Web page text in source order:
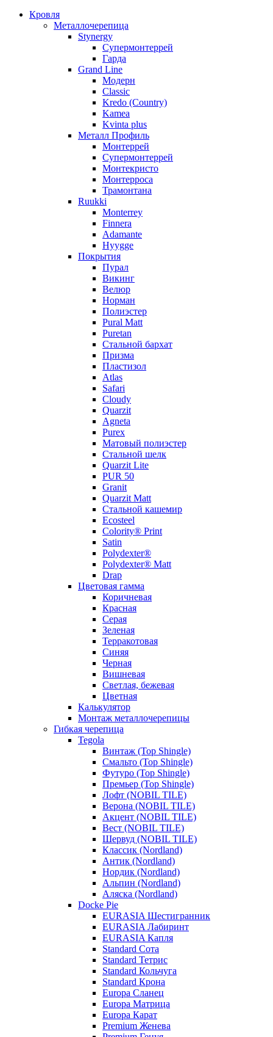
Кровля
Металлочерепица
Stynergy
Супермонтеррей
Гарда
Grand Line
Модерн
Classic
Kredo (Country)
Kamea
Kvinta plus
Металл Профиль
Монтеррей
Супермонтеррей
Монтекристо
Монтерроса
Трамонтана
Ruukki
Monterrey
Finnera
Adamante
Hyygge
Покрытия
Пурал
Викинг
Велюр
Норман
Полиэстер
Pural Matt
Puretan
Стальной бархат
Призма
Пластизол
Atlas
Safari
Cloudy
Quarzit
Agneta
Purex
Матовый полиэстер
Стальной шелк
Quarzit Lite
PUR 50
Granit
Quarzit Matt
Стальной кашемир
Ecosteel
Colority® Print
Satin
Polydexter®
Polydexter® Matt
Drap
Цветовая гамма
Коричневая
Красная
Серая
Зеленая
Терракотовая
Синяя
Черная
Вишневая
Светлая, бежевая
Цветная
Калькулятор
Монтаж металлочерепицы
Гибкая черепица
Tegola
Винтаж (Top Shingle)
Смальто (Top Shingle)
Футуро (Top Shingle)
Премьер (Top Shingle)
Лофт (NOBIL TILE)
Верона (NOBIL TILE)
Акцент (NOBIL TILE)
Вест (NOBIL TILE)
Шервуд (NOBIL TILE)
Классик (Nordland)
Антик (Nordland)
Нордик (Nordland)
Альпин (Nordland)
Аляска (Nordland)
Docke Pie
EURASIA Шестигранник
EURASIA Лабиринт
EURASIA Капля
Standard Сота
Standard Тетрис
Standard Кольчуга
Standard Крона
Europa Сланец
Europa Матрица
Europa Карат
Premium Женева